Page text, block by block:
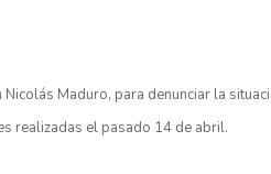
Maduro, para denunciar la
realizadas el pasado 14 de abril.